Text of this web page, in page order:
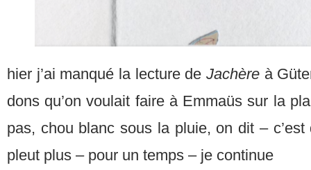
hier j’ai manqué la lecture de Jachère à
dons qu’on voulait faire à Emmaüs sur la
pas, chou blanc sous la pluie, on dit –
pleut plus – pour un temps – je continue